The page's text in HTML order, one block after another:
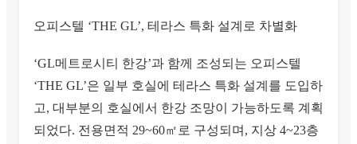
오피스텔 ‘THE GL’, 테라스 특화 설계로 차별화
‘GL메트로시티 한강’과 함께 조성되는 오피스텔
‘THE GL’은 일부 호실에 테라스 특화 설계를 도입하
고, 대부분의 호실에서 한강 조망이 가능하도록 계획
되었다. 전용면적 29~60㎡로 구성되며, 지상 4~23층